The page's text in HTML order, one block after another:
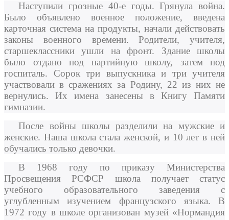
Наступили грозные 40-е годы. Грянула война.
Было объявлено военное положение, введена
карточная система на продукты, начали действовать
законы военного времени. Родители, учителя,
старшеклассники ушли на фронт. Здание школы
было отдано под партийную школу, затем под
госпиталь. Сорок три выпускника и три учителя
участвовали в сражениях за Родину, 22 из них не
вернулись. Их имена занесены в Книгу Памяти
гимназии.
После войны школы разделили на мужские и
женские. Наша школа стала женской, и 10 лет в ней
обучались только девочки.
В 1968 году по приказу Министерства
Просвещения РСФСР школа получает статус
учебного образовательного заведения с
углубленным изучением французского языка. В
1972 году в школе организован музей «Нормандия